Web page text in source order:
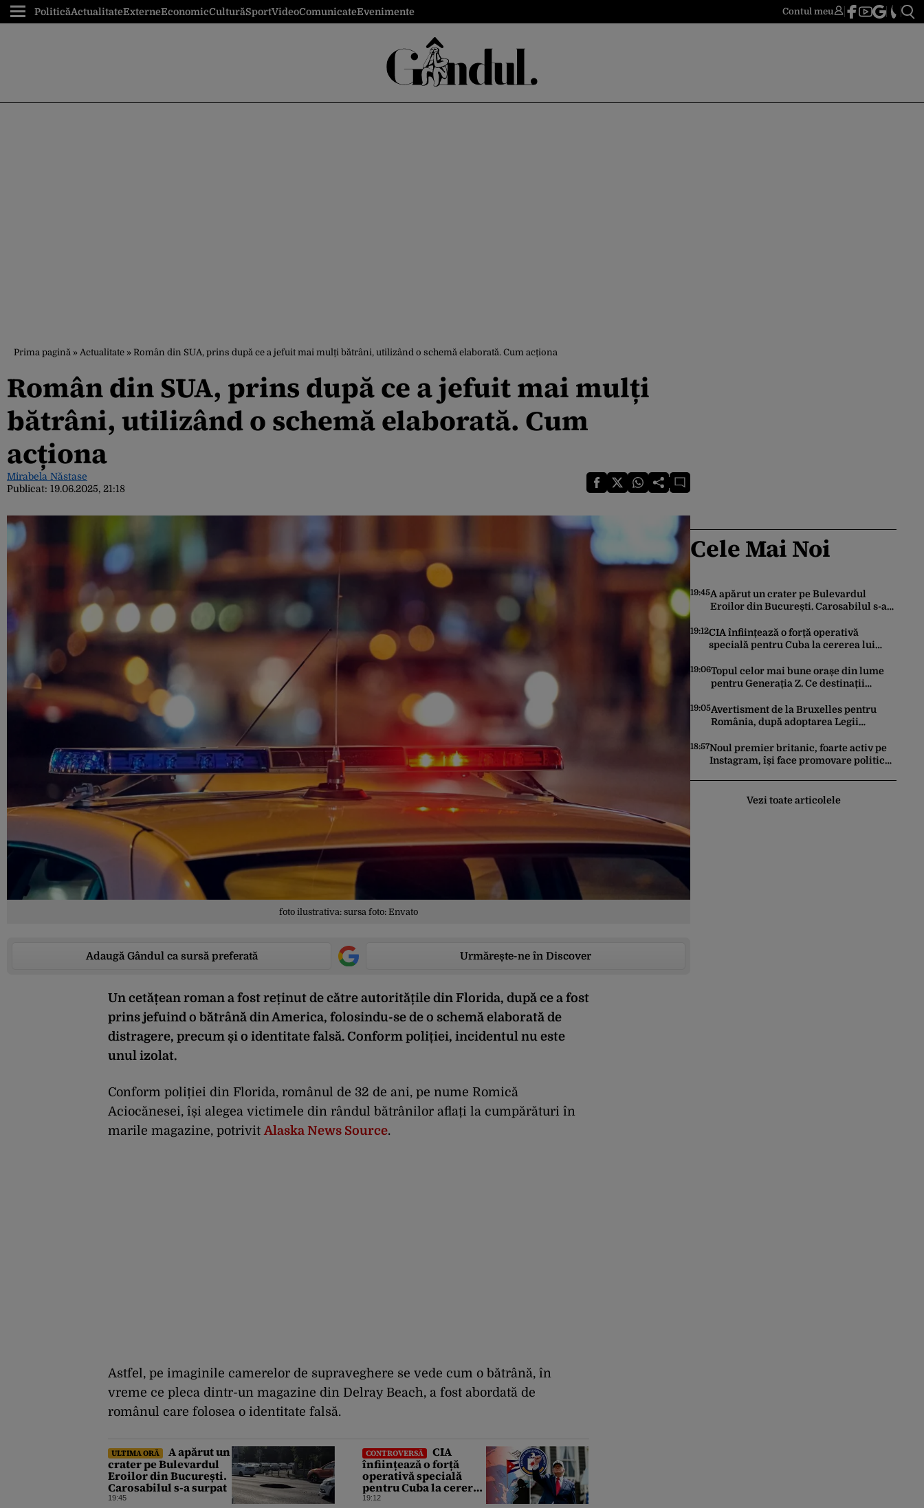
PoliticăActualitateExterneEconomicCulturăSportVideoComunicateEvenimente Contul meu
Prima pagină » Actualitate » Român din SUA, prins după ce a jefuit mai mulți bătrâni, utilizând o schemă elaborată. Cum acționa
Român din SUA, prins după ce a jefuit mai mulți
bătrâni, utilizând o schemă elaborată. Cum
acționa
Mirabela Năstase
Publicat: 19.06.2025, 21:18
foto ilustrativa: sursa foto: Envato
Adaugă Gândul ca sursă preferată Urmărește-ne în Discover
Un cetățean roman a fost reținut de către autoritățile din Florida, după ce a fost
prins jefuind o bătrână din America, folosindu-se de o schemă elaborată de
distragere, precum și o identitate falsă. Conform poliției, incidentul nu este
unul izolat.
Conform poliției din Florida, românul de 32 de ani, pe nume Romică
Aciocănesei, își alegea victimele din rândul bătrânilor aflați la cumpărături în
marile magazine, potrivitAlaska News Source.
Astfel, pe imaginile camerelor de supraveghere se vede cum o bătrână, în
vreme ce pleca dintr-un magazine din Delray Beach, a fost abordată de
românul care folosea o identitate falsă.
ULTIMA ORĂ
A apărut un
crater pe Bulevardul
Eroilor din București.
Carosabilul s-a surpat
19:45
CONTROVERSĂ
CIA
înființează o forță
operativă specială
pentru Cuba la cererea
lui Trump. Havana a
19:12
Cele Mai Noi
19:45A apărut un crater pe Bulevardul
Eroilor din București. Carosabilul s-a
19:12CIA înființează o forță operativă
specială pentru Cuba la cererea lui
1 alături de China, Iran și Rusia
19:06Topul celor mai bune orașe din lume
pentru Generația Z. Ce destinații
19:05Avertisment de la Bruxelles pentru
România, după adoptarea Legii
anunță că pot fi „consecințe financiare”
18:57Noul premier britanic, foarte activ pe
Instagram, își face promovare politică
Vezi toate articolele